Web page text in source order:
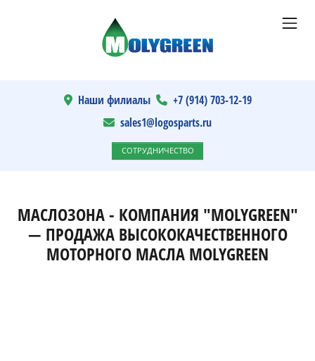
Наши филиалы
+7 (914) 703-12-19
sales1@logosparts.ru
СОТРУДНИЧЕСТВО
МАСЛОЗОНА - КОМПАНИЯ "MOLYGREEN"
— ПРОДАЖА ВЫСОКОКАЧЕСТВЕННОГО
МОТОРНОГО МАСЛА MOLYGREEN